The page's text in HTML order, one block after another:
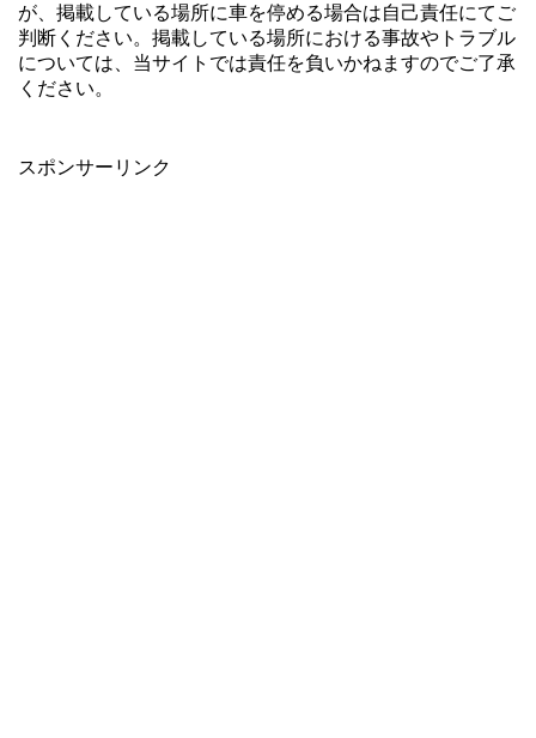
が、掲載している場所に車を停める場合は自己責任にてご
判断ください。掲載している場所における事故やトラブル
については、当サイトでは責任を負いかねますのでご了承
ください。
スポンサーリンク